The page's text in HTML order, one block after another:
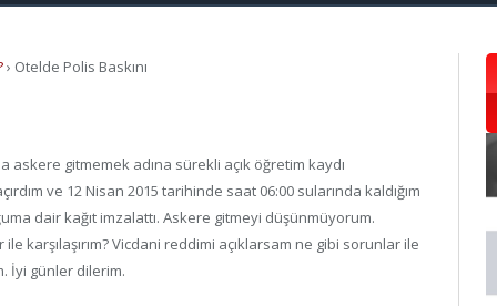
› Otelde Polis Baskını
askere gitmemek adına sürekli açık öğretim kaydı
ve 12 Nisan 2015 tarihinde saat 06:00 sularında kaldığım
dair kağıt imzalattı. Askere gitmeyi düşünmüyorum.
karşılaşırım? Vicdani reddimi açıklarsam ne gibi sorunlar ile
İyi günler dilerim.